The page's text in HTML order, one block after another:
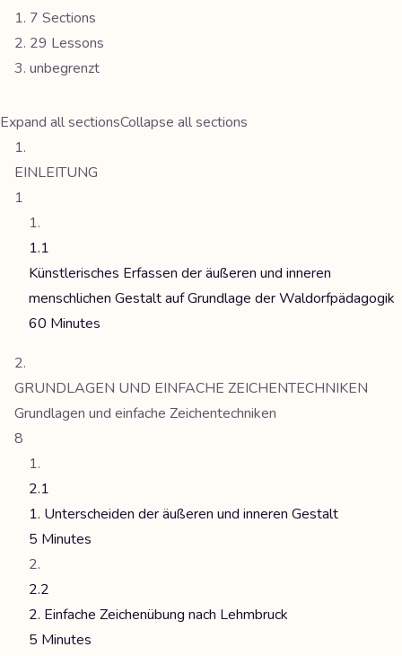
7 Sections
29 Lessons
unbegrenzt
Expand all sectionsCollapse all sections
EINLEITUNG
1
1.1
Künstlerisches Erfassen der äußeren und inneren
menschlichen Gestalt auf Grundlage der Waldorfpädagogik
60 Minutes
GRUNDLAGEN UND EINFACHE ZEICHENTECHNIKEN
Grundlagen und einfache Zeichentechniken
8
2.1
1. Unterscheiden der äußeren und inneren Gestalt
5 Minutes
2.2
2. Einfache Zeichenübung nach Lehmbruck
5 Minutes